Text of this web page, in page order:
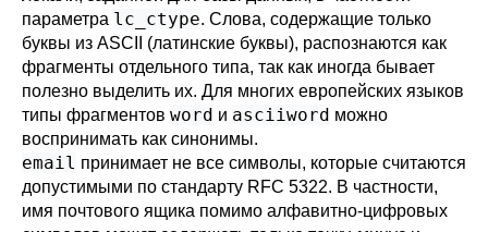
параметра lc_ctype. Слова, содержащие только
буквы из ASCII (латинские буквы), распознаются как
фрагменты отдельного типа, так как иногда бывает
полезно выделить их. Для многих европейских языков
типы фрагментов word и asciiword можно
воспринимать как синонимы.
email принимает не все символы, которые считаются
допустимыми по стандарту RFC 5322. В частности,
имя почтового ящика помимо алфавитно-цифровых